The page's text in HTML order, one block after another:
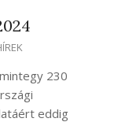
230
eddig